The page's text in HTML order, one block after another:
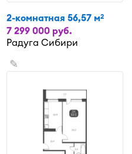
2-комнатная 56,57 м2
7 299 000 руб.
Радуга Сибири
✎